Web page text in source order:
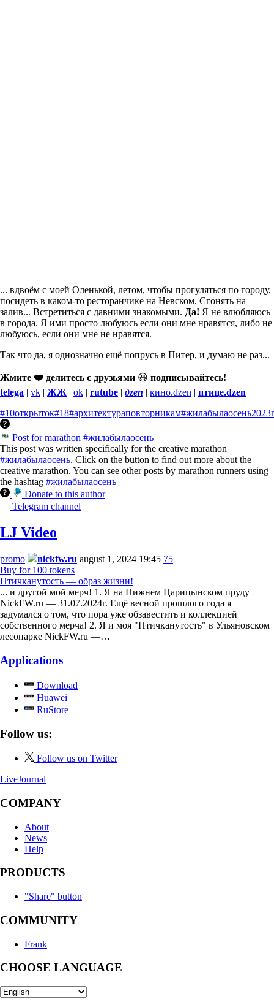
... вдвоём с моей Оленькой, летом, чтобы прогуляться по городу,
посидеть в каком-то ресторанчике на Невском. Сгонять на
залив... Встретиться с давними знакомыми. Да! Я не влюбляюсь
в города. Я ими просто любуюсь если они мне нравятся, либо не
любуюсь, если они мне не нравятся.
Так что да, я однозначно ещё попрусь в Питер, и думаю не раз...
Жмите ❤️ делитесь с друзьями 😃 подписывайтесь!
telega | vk | ЖЖ | ok | rutube | дzen | кино.dzen | птице.dzen
#10открыток#18#архитектураповторникам#жилабылаосень2023
Post for marathon #жилабылаосень
This post was written specifically for the creative marathon
#жилабылаосень. Click on the button to find out more about the
creative marathon. You can see other posts by marathon runners using
the hashtag #жилабылаосень
Donate to this author
Telegram channel
LJ Video
promo nickfw.ru august 1, 2024 19:45 75
Buy for 100 tokens
Птичканутость — образ жизни!
... и другой мой мерч! 1. Я на Нижнем Царицынском пруду
NickFW.ru — 31.07.2024г. Ещё весной прошлого года я
задумался о том, что пора уже обзавестить и коллекцией
собственного мерча! 2. Я и моя "Птичканутость" в Ульяновском
лесопарке NickFW.ru —…
Applications
Download
Huawei
RuStore
Follow us:
Follow us on Twitter
LiveJournal
COMPANY
About
News
Help
PRODUCTS
"Share" button
COMMUNITY
Frank
CHOOSE LANGUAGE